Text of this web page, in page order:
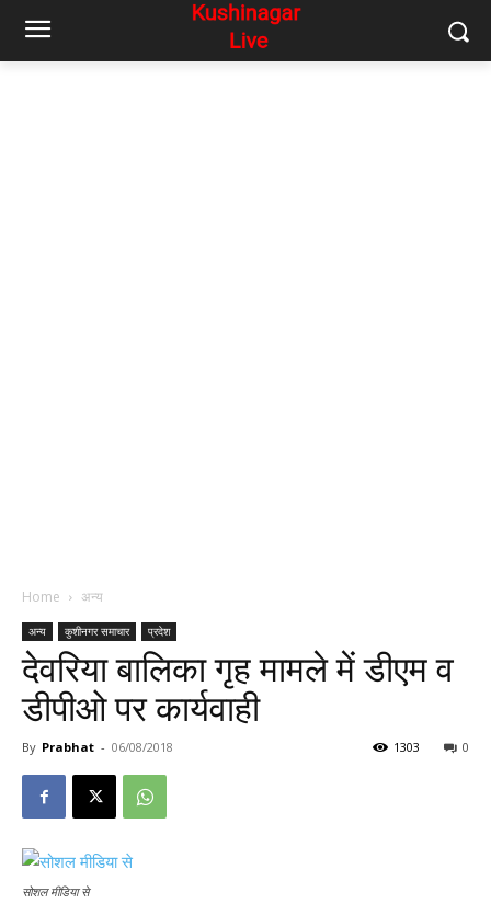
Home अन्य
अन्य कुशीनगर समाचार प्रदेश
देवरिया बालिका गृह मामले में डीएम व
डीपीओ पर कार्यवाही
By Prabhat - 06/08/2018 0
1303
सोशल मीडिया से